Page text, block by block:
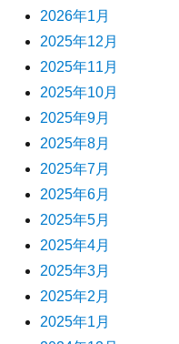
2026年1月
2025年12月
2025年11月
2025年10月
2025年9月
2025年8月
2025年7月
2025年6月
2025年5月
2025年4月
2025年3月
2025年2月
2025年1月